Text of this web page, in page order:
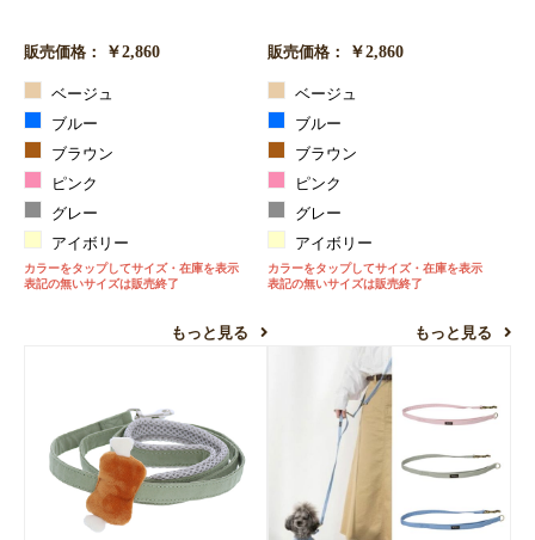
販売価格： ￥2,860
ベージュ
ブルー
ブラウン
ピンク
グレー
アイボリー
カラーをタップしてサイズ・在庫を表示
表記の無いサイズは販売終了
もっと見る
販売価格： ￥2,860
ベージュ
ブルー
ブラウン
ピンク
グレー
アイボリー
カラーをタップしてサイズ・在庫を表示
表記の無いサイズは販売終了
もっと見る